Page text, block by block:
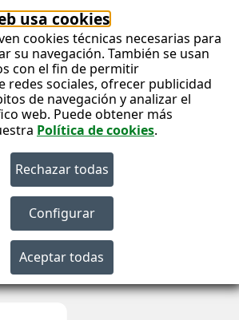
usa cookies
cookies técnicas necesarias para
su navegación. También se usan
con el fin de permitir
redes sociales, ofrecer publicidad
de navegación y analizar el
web. Puede obtener más
Política de cookies.